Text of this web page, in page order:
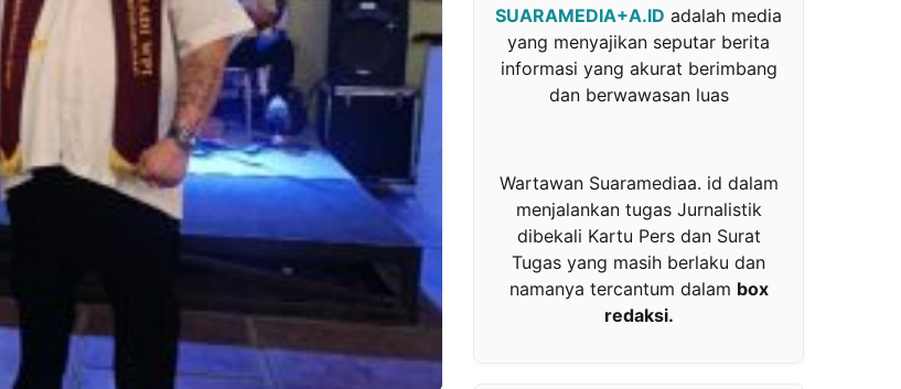
SUARAMEDIA+A.ID adalah media
yang menyajikan seputar berita
informasi yang akurat berimbang
dan berwawasan luas
Wartawan Suaramediaa. id dalam
menjalankan tugas Jurnalistik
dibekali Kartu Pers dan Surat
Tugas yang masih berlaku dan
namanya tercantum dalam box
redaksi.